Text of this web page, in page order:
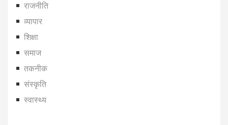
राजनीति
व्यापार
शिक्षा
समाज
तकनीक
संस्कृति
स्वास्थ्य